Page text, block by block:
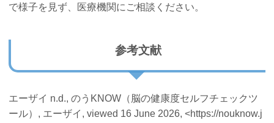
で様子を見ず、医療機関にご相談ください。
参考文献
エーザイ n.d.,のうKNOW（脳の健康度セルフチェックツ
ール） , エーザイ, viewed 16 June 2026, <https://nouknow.j